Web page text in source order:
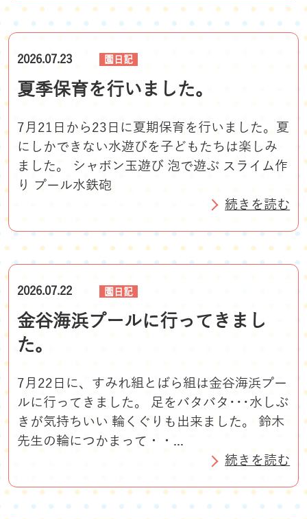
2026.07.23 園日記
夏季保育を行いました。
7月21日から23日に夏期保育を行いました。夏
にしかできない水遊びを子どもたちは楽しみ
ました。 シャボン玉遊び 泡で遊ぶ スライム作
り プール水鉄砲
続きを読む
2026.07.22 園日記
金谷海浜プールに行ってきまし
た。
7月22日に、すみれ組とばら組は金谷海浜プー
ルに行ってきました。 足をバタバタ･･･水しぶ
きが気持ちいい 輪くぐりも出来ました。 鈴木
先生の輪につかまって・・...
続きを読む